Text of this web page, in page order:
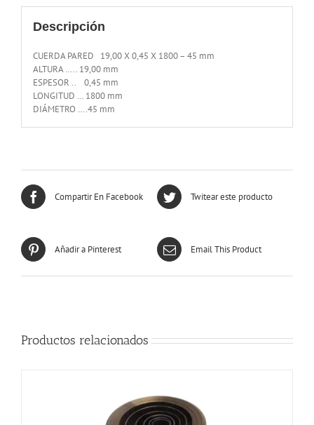
Descripción
CUERDA PARED 19,00 X 0,45 X 1800 – 45 mm
ALTURA ….. 19,00 mm
ESPESOR .. 0,45 mm
LONGITUD … 1800 mm
DIÁMETRO ….45 mm
Compartir En Facebook Twitear este producto
Añadir a Pinterest Email This Product
Productos relacionados